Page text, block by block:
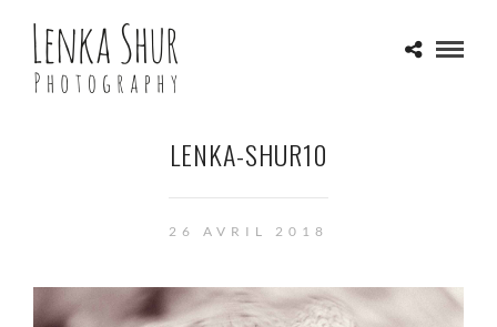
LENKA-SHUR10
26 AVRIL 2018